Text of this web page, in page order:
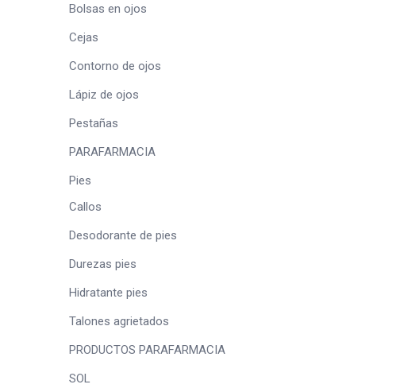
Bolsas en ojos
Cejas
Contorno de ojos
Lápiz de ojos
Pestañas
PARAFARMACIA
Pies
Callos
Desodorante de pies
Durezas pies
Hidratante pies
Talones agrietados
PRODUCTOS PARAFARMACIA
SOL